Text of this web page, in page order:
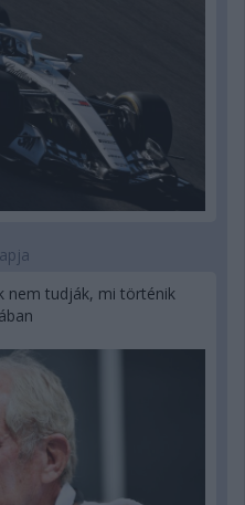
nem tudják, mi történik